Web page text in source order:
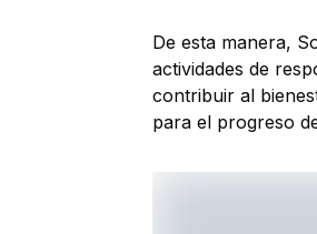
De esta manera,
actividades de
contribuir al
para el progreso